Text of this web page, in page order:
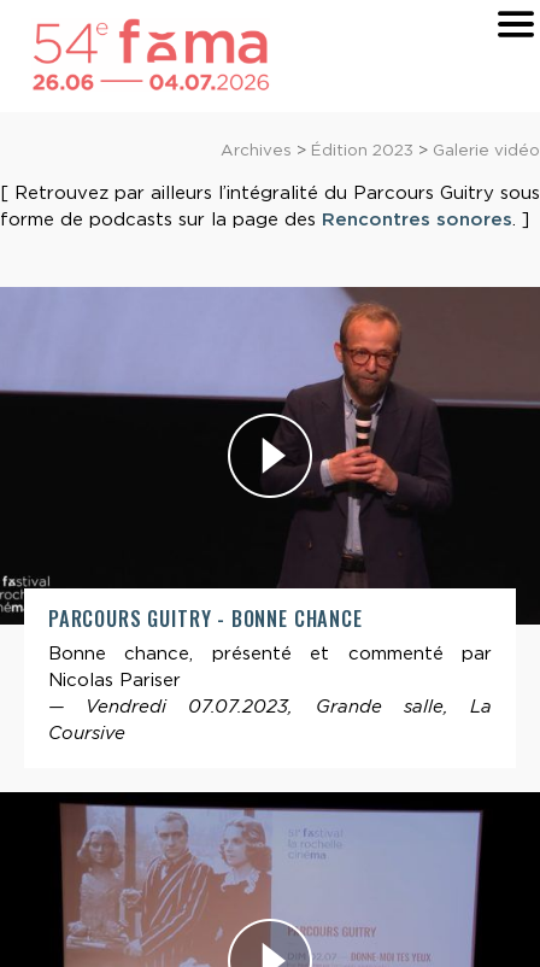
Archives > Édition 2023 > Galerie vidéo
[ Retrouvez par ailleurs l’intégralité du Parcours Guitry sous
forme de podcasts sur la page des Rencontres sonores. ]
PARCOURS GUITRY - BONNE CHANCE
Bonne chance, présenté et commenté par
Nicolas Pariser
— Vendredi 07.07.2023, Grande salle, La
Coursive